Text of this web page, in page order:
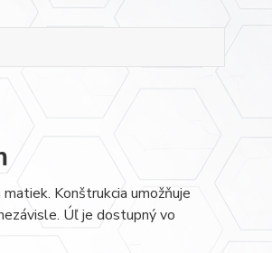
Konštrukcia umožňuje
Úľ je dostupný vo